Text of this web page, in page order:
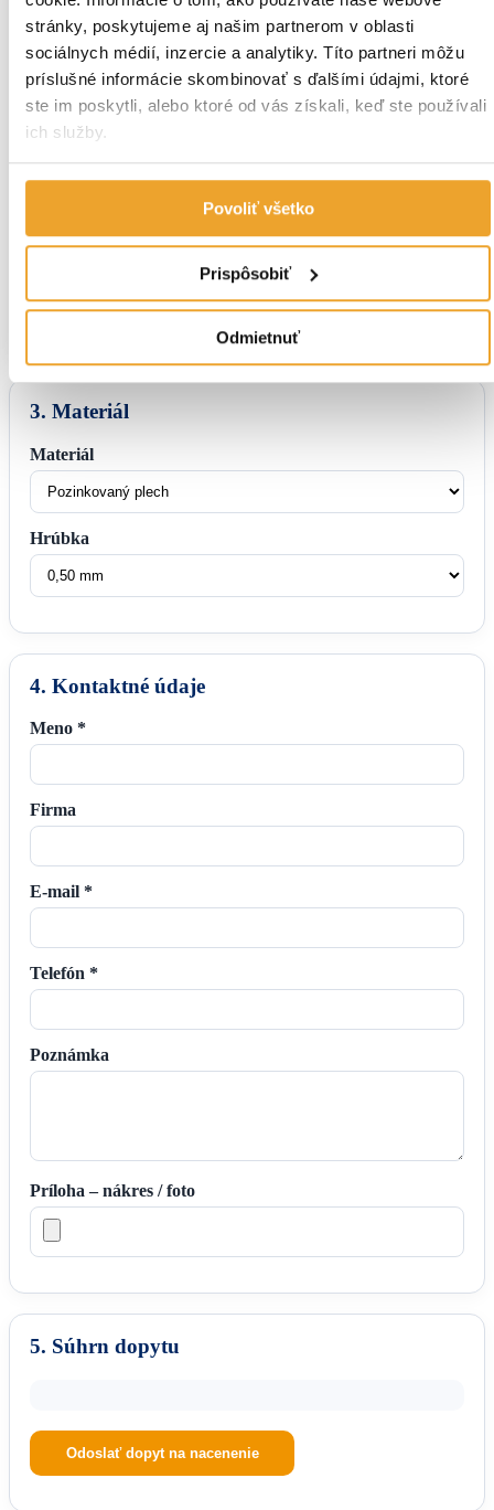
stránky, poskytujeme aj našim partnerom v oblasti
sociálnych médií, inzercie a analytiky. Títo partneri môžu
príslušné informácie skombinovať s ďalšími údajmi, ktoré
ste im poskytli, alebo ktoré od vás získali, keď ste používali
ich služby.
Povoliť všetko
Prispôsobiť
Odmietnuť
2. Rozmery a množstvo
Dĺžka jedného kusu v mm
Min. 1050 mm, max. 4000 mm.
3. Materiál
Materiál
Hrúbka
4. Kontaktné údaje
Meno *
Firma
E-mail *
Telefón *
Poznámka
Príloha – nákres / foto
5. Súhrn dopytu
Odoslať dopyt na nacenenie